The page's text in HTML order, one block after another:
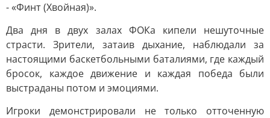
- «Финт (Хвойная)».
Два дня в двух залах ФОКа кипели нешуточные
страсти. Зрители, затаив дыхание, наблюдали за
настоящими баскетбольными баталиями, где каждый
бросок, каждое движение и каждая победа были
выстраданы потом и эмоциями.
Игроки демонстрировали не только отточенную